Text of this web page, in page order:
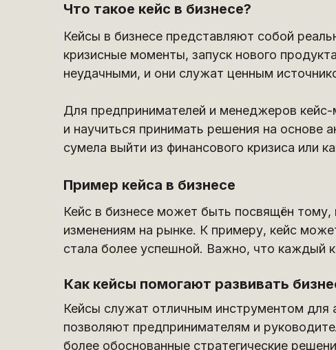
Что такое кейс в бизнесе?
Кейсы в бизнесе представляют собой
кризисные моменты, запуск нового
неудачными, и они служат ценным
Для предпринимателей и менеджеров кейс-
и научиться принимать решения на основе
сумела выйти из финансового кризиса или
Пример кейса в бизнесе
Кейс в бизнесе может быть посвящён тому,
изменениям на рынке. К примеру, кейс
стала более успешной. Важно, что каждый
Как кейсы помогают развивать
Кейсы служат отличным инструментом для
позволяют предпринимателям и
более обоснованные стратегические